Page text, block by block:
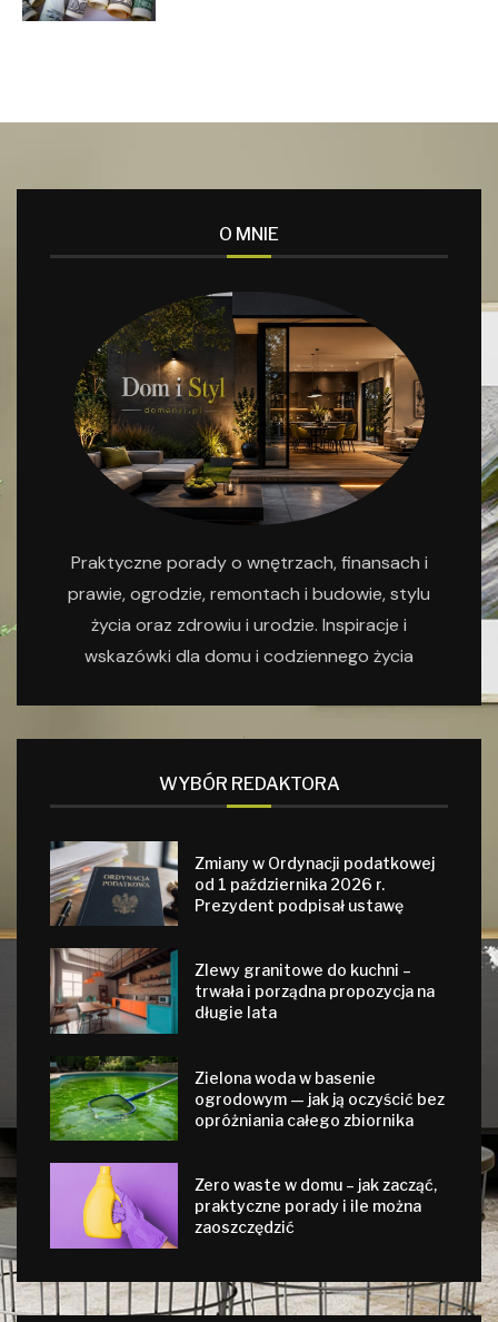
O MNIE
Praktyczne porady o wnętrzach, finansach i
prawie, ogrodzie, remontach i budowie, stylu
życia oraz zdrowiu i urodzie. Inspiracje i
wskazówki dla domu i codziennego życia
WYBÓR REDAKTORA
Zmiany w Ordynacji podatkowej
od 1 października 2026 r.
Prezydent podpisał ustawę
Zlewy granitowe do kuchni –
trwała i porządna propozycja na
długie lata
Zielona woda w basenie
ogrodowym — jak ją oczyścić bez
opróżniania całego zbiornika
Zero waste w domu – jak zacząć,
praktyczne porady i ile można
zaoszczędzić